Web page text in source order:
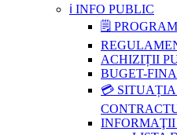
ℹ️ INFO PUBLIC
🗒
ACHIZIȚII
BUGET-
💳
INFORMAŢII